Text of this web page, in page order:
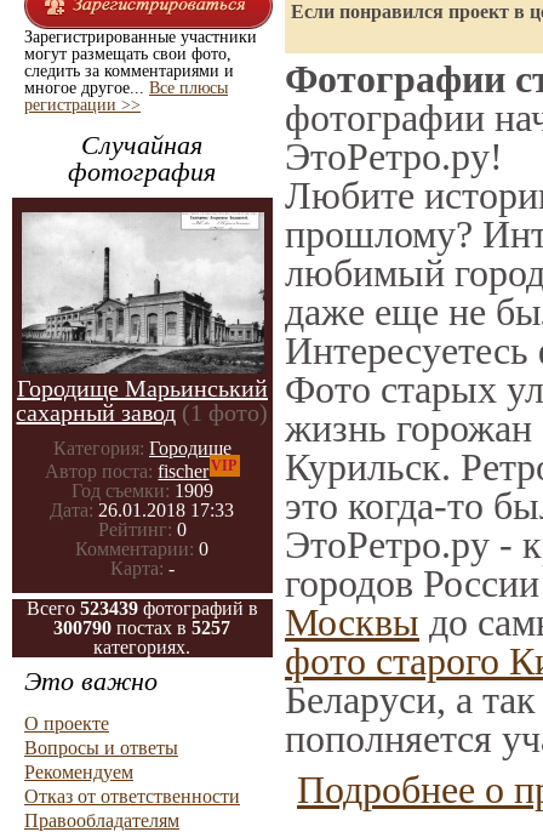
Зарегистрированные участники
могут размещать свои фото,
следить за комментариями и
многое другое... Все плюсы
регистрации >>
Случайная
фотография
Городище Марьинський
сахарный завод (1 фото)
Категория: Городище
Автор поста: fischerVIP
Год съемки: 1909
Дата: 26.01.2018 17:33
Рейтинг: 0
Комментарии: 0
Карта: -
Всего 523439 фотографий в
300790 постах в5257
категориях.
Это важно
О проекте
Вопросы и ответы
Рекомендуем
Отказ от ответственности
Правообладателям
Если понравился проект в
Фотографии
фотографии
ЭтоРетро.ру!
Любите
прошлому?
любимый
даже еще не
Интересуетесь
Фото старых
жизнь
Курильск.
это когда-то
ЭтоРетро.ру -
городов
Москвы до
фото старого
Беларуси, а
пополняется
Подробнее о